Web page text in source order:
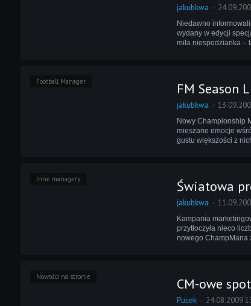
jakubkwa
Niedawno
wydany w edycji
miła niespodzianka –
Football Manager FM Season
jakubkwa
Nowy Championship
mieszane emocje
gustu większości z
Inne managery Światowa
jakubkwa
Kampania
przytłoczyła nieco
nowego ChampMana
Nowości na stronie CM-owe
Pucek 24.08.2009